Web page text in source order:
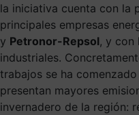
la iniciativa cuenta con la
principales empresas
y Petronor-Repsol, y con
industriales.
trabajos se ha
presentan mayores
invernadero de la región: